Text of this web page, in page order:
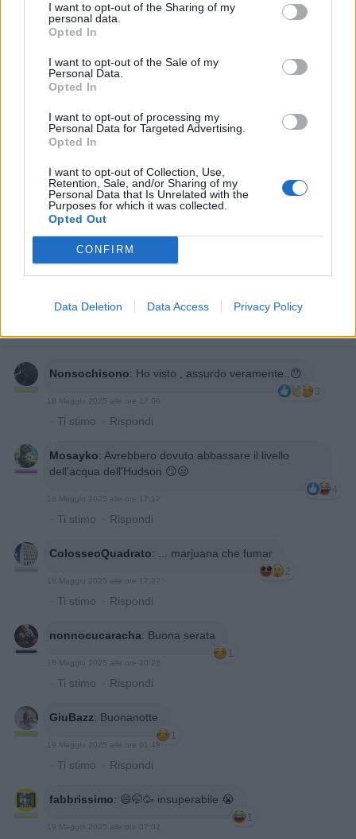
I want to opt-out of the Sharing of my
personal data.
Opted In
I want to opt-out of the Sale of my
Personal Data.
Opted In
I want to opt-out of processing my
Personal Data for Targeted Advertising.
Opted In
I want to opt-out of Collection, Use,
Retention, Sale, and/or Sharing of my
Personal Data that Is Unrelated with the
Purposes for which it was collected.
Opted Out
CONFIRM
Data Deletion Data Access Privacy Policy
Stime: 30 Commenti: 6
Ti stimo fratello
Link
Nonsochisono: Ho visto , assurdo veramente..😯
3
18 Maggio 2025 alle ore 17:06
· Ti stimo · Rispondi
Mosayko: Avrebbero dovuto abbassare il livello
dell'acqua dell'Hudson 😏😒
4
18 Maggio 2025 alle ore 17:12
· Ti stimo · Rispondi
ColosseoQuadrato: ... marjuana che fumar
2
18 Maggio 2025 alle ore 17:32
· Ti stimo · Rispondi
nonnocucaracha: Buona serata
1
18 Maggio 2025 alle ore 20:28
· Ti stimo · Rispondi
GiuBazz: Buonanotte
1
19 Maggio 2025 alle ore 01:48
· Ti stimo · Rispondi
fabbrissimo: 😄🤭🥳 insuperabile 😭
1
19 Maggio 2025 alle ore 07:02